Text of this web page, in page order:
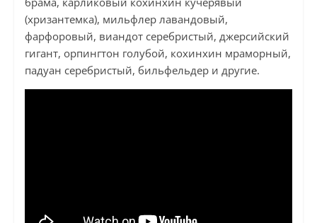
(хризантемка), мильфлер лавандовый,
фарфоровый, виандот серебристый, джерсийский
гигант, орпингтон голубой, кохинхин мраморный,
падуан серебристый, бильфельдер и другие.